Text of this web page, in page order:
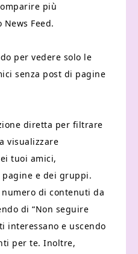
più
Feed.
per vedere solo le
senza post di pagine
diretta per filtrare
visualizzare
tuoi amici,
e dei gruppi.
di contenuti da
di “Non seguire
interessano e uscendo
per te. Inoltre,